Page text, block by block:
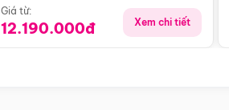
Giá từ:
12.190.000đ Xem chi tiết